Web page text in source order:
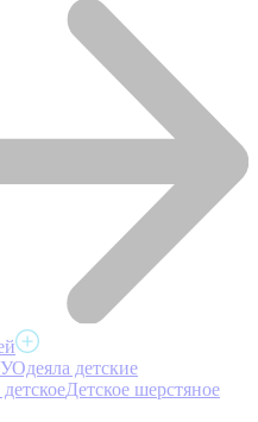
Одеяла детские
Детское шерстяное